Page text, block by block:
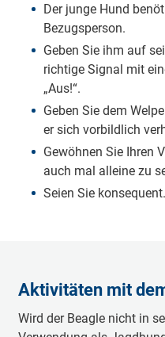
Der junge Hund
Bezugsperson.
Geben Sie ihm auf
richtige Signal mit
„Aus!“.
Geben Sie dem
er sich vorbildlich
Gewöhnen Sie Ihren
auch mal alleine zu
Seien Sie konsequent.
Aktivitäten mit
Wird der Beagle nicht in